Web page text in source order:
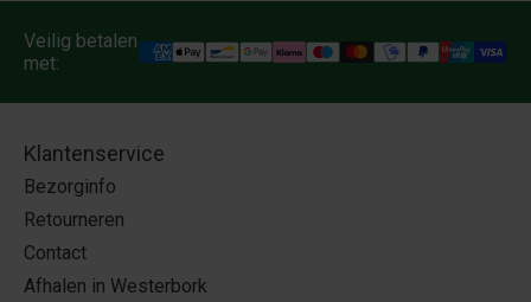
Veilig betalen
met:
Klantenservice
Bezorginfo
Retourneren
Contact
Afhalen in Westerbork